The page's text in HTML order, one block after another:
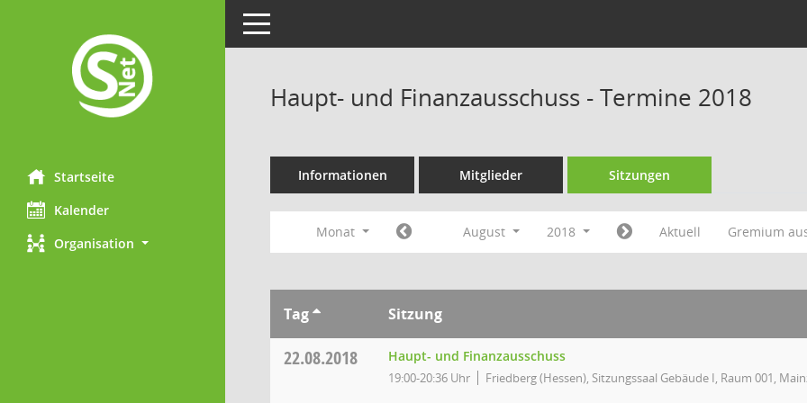
Startseite
Kalender
Organisation
Toggle navigation
Haupt- und Finanzausschuss - Termine 2018
Informationen Mitglieder Sitzungen
Monat August 2018 Aktuell Gremium
Tag Sitzung
22.08.2018 Haupt- und Finanzausschuss
19:00-20:36 Uhr Friedberg (Hessen), Sitzungssaal Gebäude I, Raum 001,